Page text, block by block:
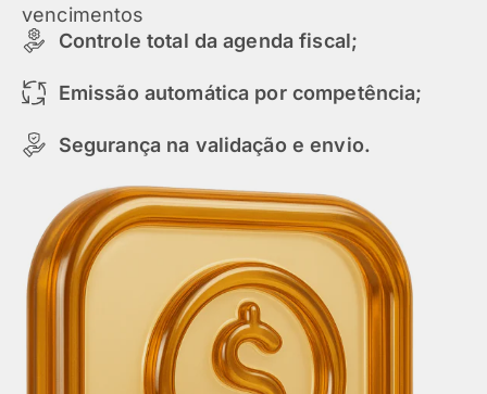
vencimentos
Controle total da agenda fiscal;
Emissão automática por competência;
Segurança na validação e envio.